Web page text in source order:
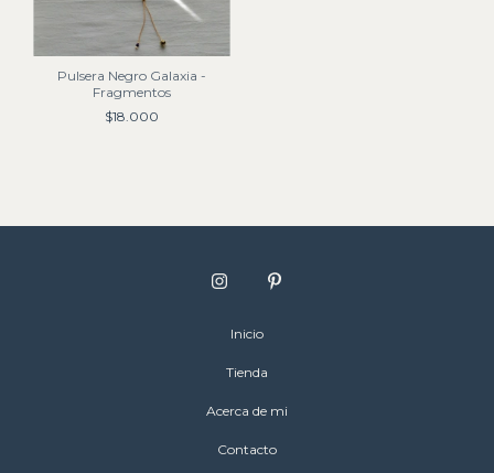
Pulsera Negro Galaxia -
Fragmentos
$18.000
Inicio
Tienda
Acerca de mi
Contacto